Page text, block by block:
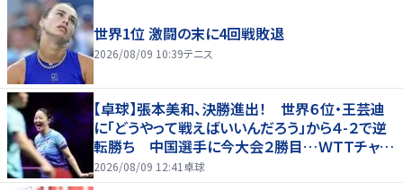
世界1位 激闘の末に4回戦敗退
2026/08/09 10:39テニス
【卓球】張本美和、決勝進出！ 世界６位・王芸迪
に「どうやって戦えばいいんだろう」から４-２で逆
転勝ち 中国選手に今大会２勝目…ＷＴＴチャン
ピオンズ横浜
2026/08/09 12:41 卓球